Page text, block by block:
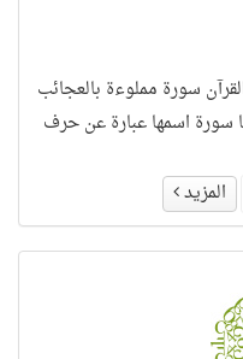
سورة مملوءة بالعجائب
سورة اسمها عبارة عن حرف
المزيد